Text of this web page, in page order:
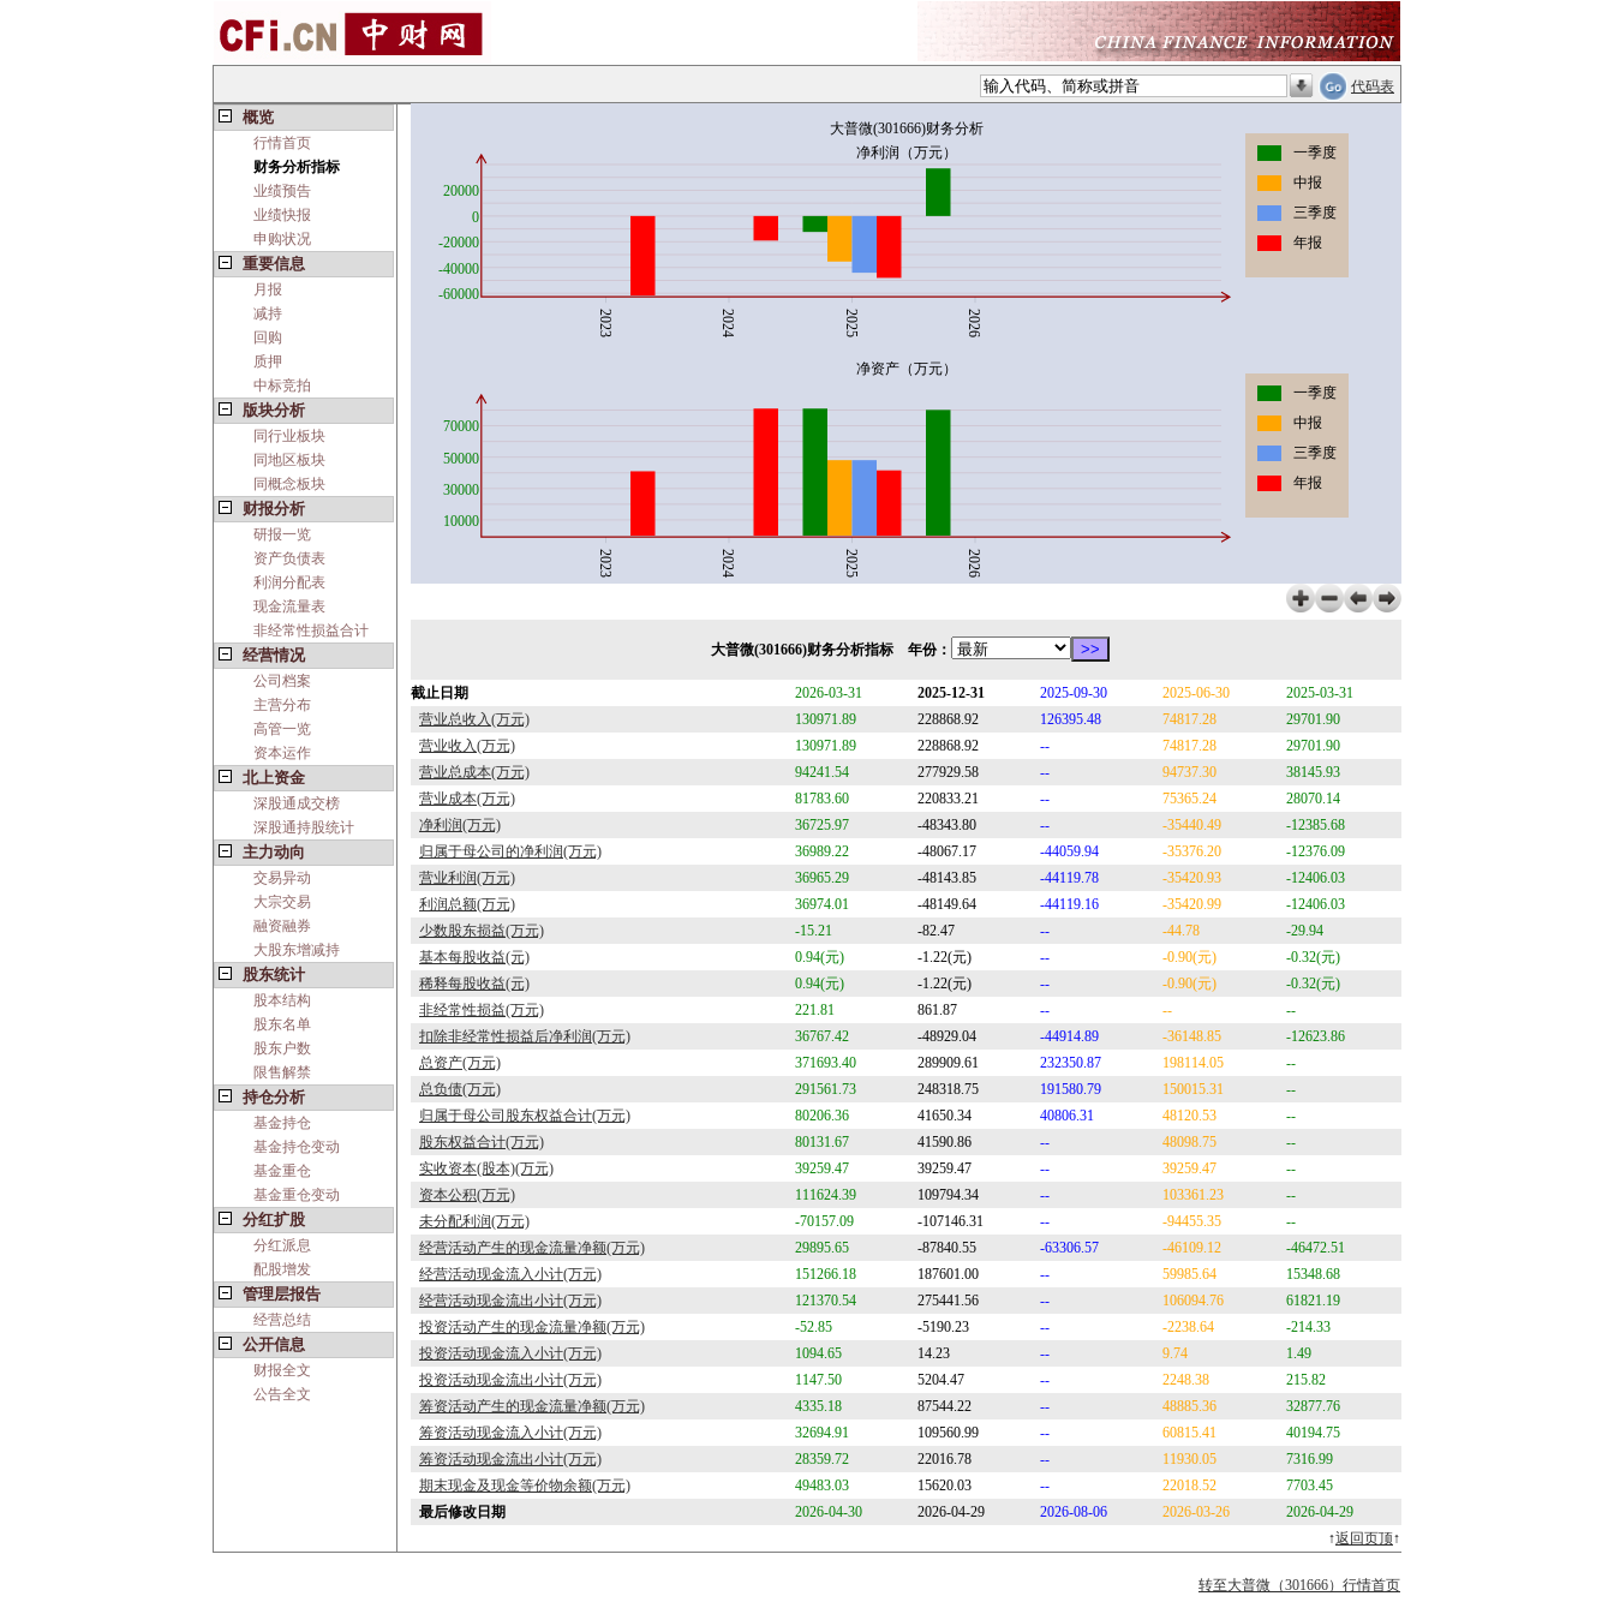
代码表
概览
行情首页
财务分析指标
业绩预告
业绩快报
申购状况
重要信息
月报
减持
回购
质押
中标竞拍
版块分析
同行业板块
同地区板块
同概念板块
财报分析
研报一览
资产负债表
利润分配表
现金流量表
非经常性损益合计
经营情况
公司档案
主营分布
高管一览
资本运作
北上资金
深股通成交榜
深股通持股统计
主力动向
交易异动
大宗交易
融资融券
大股东增减持
股东统计
股本结构
股东名单
股东户数
限售解禁
持仓分析
基金持仓
基金持仓变动
基金重仓
基金重仓变动
分红扩股
分红派息
配股增发
管理层报告
经营总结
公开信息
财报全文
公告全文
一季度
中报
三季度
年报
一季度
中报
三季度
年报
大普微(301666)财务分析指标 年份：
截止日期 2026-03-31 2025-12-31 2025-09-30 2025-06-30
2025-03-31
营业总收入(万元)
130971.89 228868.92 126395.48 74817.28
29701.90
营业收入(万元)
130971.89 228868.92 -- 74817.28
29701.90
营业总成本(万元)
94241.54 277929.58 -- 94737.30
38145.93
营业成本(万元)
81783.60 220833.21 -- 75365.24
28070.14
净利润(万元)
36725.97 -48343.80 -- -35440.49
-12385.68
归属于母公司的净利润(万元)
36989.22 -48067.17 -44059.94 -35376.20
-12376.09
营业利润(万元)
36965.29 -48143.85 -44119.78 -35420.93
-12406.03
利润总额(万元)
36974.01 -48149.64 -44119.16 -35420.99
-12406.03
少数股东损益(万元)
-15.21 -82.47 -- -44.78
-29.94
基本每股收益(元)
0.94(元) -1.22(元) -- -0.90(元)
-0.32(元)
稀释每股收益(元)
0.94(元) -1.22(元) -- -0.90(元)
-0.32(元)
非经常性损益(万元)
221.81 861.87 -- --
--
扣除非经常性损益后净利润(万元)
36767.42 -48929.04 -44914.89 -36148.85
-12623.86
总资产(万元)
371693.40 289909.61 232350.87 198114.05
--
总负债(万元)
291561.73 248318.75 191580.79 150015.31
--
归属于母公司股东权益合计(万元)
80206.36 41650.34 40806.31 48120.53
--
股东权益合计(万元)
80131.67 41590.86 -- 48098.75
--
实收资本(股本)(万元)
39259.47 39259.47 -- 39259.47
--
资本公积(万元)
111624.39 109794.34 -- 103361.23
--
未分配利润(万元)
-70157.09 -107146.31 -- -94455.35
--
经营活动产生的现金流量净额(万元)
29895.65 -87840.55 -63306.57 -46109.12
-46472.51
经营活动现金流入小计(万元)
151266.18 187601.00 -- 59985.64
15348.68
经营活动现金流出小计(万元)
121370.54 275441.56 -- 106094.76
61821.19
投资活动产生的现金流量净额(万元)
-52.85 -5190.23 -- -2238.64
-214.33
投资活动现金流入小计(万元)
1094.65 14.23 -- 9.74
1.49
投资活动现金流出小计(万元)
1147.50 5204.47 -- 2248.38
215.82
筹资活动产生的现金流量净额(万元)
4335.18 87544.22 -- 48885.36
32877.76
筹资活动现金流入小计(万元)
32694.91 109560.99 -- 60815.41
40194.75
筹资活动现金流出小计(万元)
28359.72 22016.78 -- 11930.05
7316.99
期末现金及现金等价物余额(万元)
49483.03 15620.03 -- 22018.52
7703.45
最后修改日期
2026-04-30 2026-04-29 2026-08-06 2026-03-26
2026-04-29
↑返回页顶↑
转至大普微（301666）行情首页